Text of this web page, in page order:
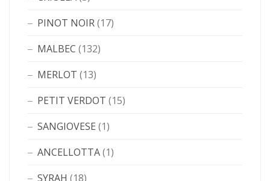
PINOT NOIR(17)
MALBEC (132)
MERLOT (13)
PETIT VERDOT (15)
SANGIOVESE (1)
ANCELLOTTA(1)
SYRAH (18)